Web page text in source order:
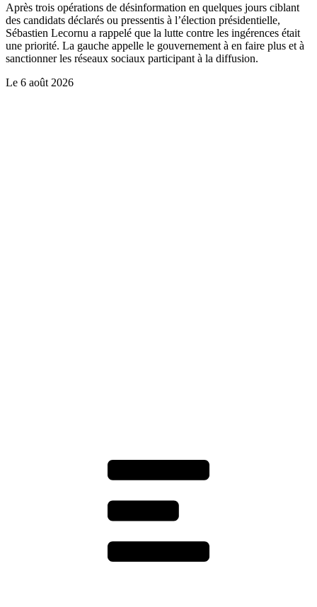
Après trois opérations de désinformation en quelques jours ciblant
des candidats déclarés ou pressentis à l’élection présidentielle,
Sébastien Lecornu a rappelé que la lutte contre les ingérences était
une priorité. La gauche appelle le gouvernement à en faire plus et à
sanctionner les réseaux sociaux participant à la diffusion.
Le 6 août 2026